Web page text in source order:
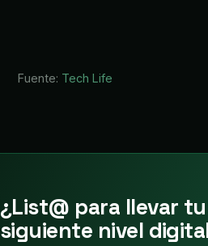
Fuente: Tech Life
¿List@ para llevar
siguiente nivel